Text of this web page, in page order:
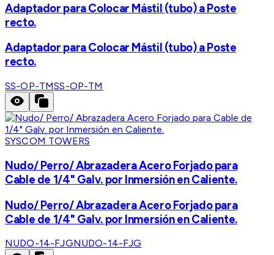
Adaptador para Colocar Mástil (tubo) a Poste
recto.
Adaptador para Colocar Mástil (tubo) a Poste
recto.
SS-OP-TMSS-OP-TM
SYSCOM TOWERS
Nudo/ Perro/ Abrazadera Acero Forjado para
Cable de 1/4" Galv. por Inmersión en Caliente.
Nudo/ Perro/ Abrazadera Acero Forjado para
Cable de 1/4" Galv. por Inmersión en Caliente.
NUDO-14-FJGNUDO-14-FJG